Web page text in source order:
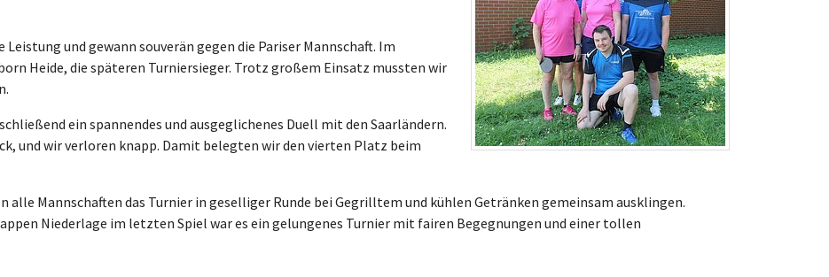
und gewann souverän gegen die Pariser Mannschaft. Im
Heide, die späteren Turniersieger. Trotz großem Einsatz mussten wir
ein spannendes und ausgeglichenes Duell mit den Saarländern.
und wir verloren knapp. Damit belegten wir den vierten Platz beim
alle Mannschaften das Turnier in geselliger Runde bei Gegrilltem und kühlen Getränken gemeinsam ausklingen.
Niederlage im letzten Spiel war es ein gelungenes Turnier mit fairen Begegnungen und einer tollen